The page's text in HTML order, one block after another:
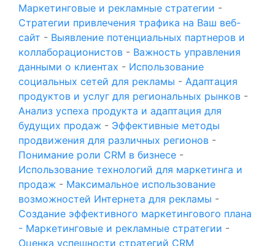
Маркетинговые и рекламные стратегии -
Стратегии привлечения трафика на Ваш веб-
сайт - Выявление потенциальных партнеров и
коллаборационистов - Важность управления
данными о клиентах - Использование
социальных сетей для рекламы - Адаптация
продуктов и услуг для региональных рынков -
Анализ успеха продукта и адаптация для
будущих продаж - Эффективные методы
продвижения для различных регионов -
Понимание роли CRM в бизнесе -
Использование технологий для маркетинга и
продаж - Максимальное использование
возможностей Интернета для рекламы -
Создание эффективного маркетингового плана
- Маркетинговые и рекламные стратегии -
Оценка успешности стратегий CRM